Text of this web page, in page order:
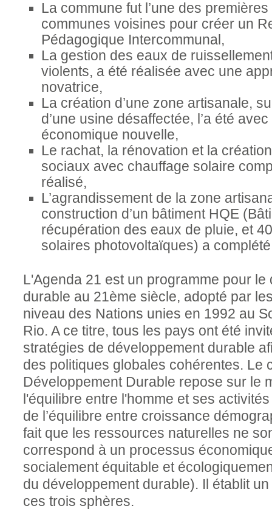
La commune fut l’une des
communes voisines pour créer un
Pédagogique Intercommunal,
La gestion des eaux de
violents, a été réalisée avec une
novatrice,
La création d’une zone artisanale,
d’une usine désaffectée, l’a été
économique nouvelle,
Le rachat, la rénovation et la
sociaux avec chauffage solaire
réalisé,
L’agrandissement de la zone
construction d’un bâtiment HQE
récupération des eaux de pluie, et
solaires photovoltaïques) a
L'Agenda 21 est un programme pour le
durable au 21ème siècle, adopté par
niveau des Nations unies en 1992 au
Rio. A ce titre, tous les pays ont été
stratégies de développement durable
des politiques globales cohérentes. Le
Développement Durable repose sur le
l'équilibre entre l'homme et ses
de l’équilibre entre croissance
fait que les ressources naturelles ne
correspond à un processus
socialement équitable et
du développement durable). Il établit
ces trois sphères.